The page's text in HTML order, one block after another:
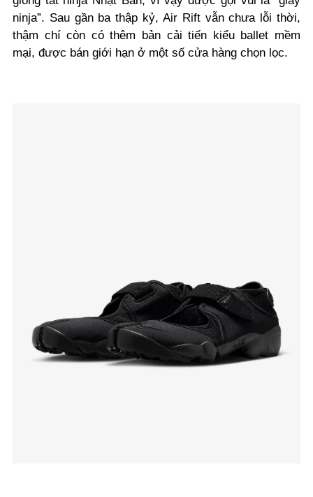
ninja”. Sau gần ba thập kỷ, Air Rift vẫn chưa lỗi thời,
thậm chí còn có thêm bản cải tiến kiểu ballet mềm
mại, được bán giới hạn ở một số cửa hàng chọn lọc.